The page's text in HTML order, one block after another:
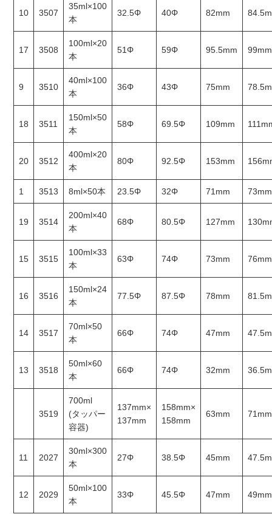
10 3507
35ml×100
本
32.5Φ 40Φ 82mm
17 3508
100ml×20
本
51Φ 59Φ 95.5mm 99mm
9 3510
40ml×100
本
36Φ 43Φ 75mm
18 3511
150ml×50
本
58Φ 69.5Φ 109mm
20 3512
400ml×20
本
80Φ 92.5Φ 153mm
1 3513 8ml×50本 23.5Φ 32Φ 71mm 73mm
19 3514
200ml×40
本
68Φ 80.5Φ 127mm
15 3515
100ml×33
本
63Φ 74Φ 73mm 76mm
16 3516
150ml×24
本
77.5Φ 87.5Φ 78mm
14 3517
70ml×50
本
66Φ 74Φ 47mm
13 3518
50ml×60
本
66Φ 74Φ 32mm
3519
700ml
(タッパー
容器)
137mm×
137mm
158mm×
158mm
63mm 71mm
11 2027
30ml×300
本
27Φ 38.5Φ 45mm
12 2029
50ml×100
本
33Φ 45.5Φ 47mm 49mm